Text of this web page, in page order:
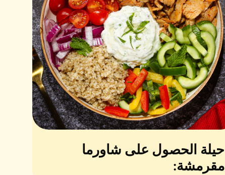
حيلة الحصول على شاورما
مقرمشة: